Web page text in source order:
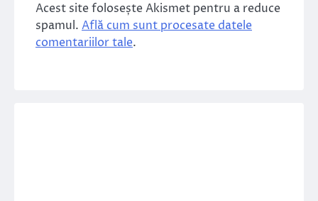
Acest site folosește Akismet pentru a reduce
spamul. Află cum sunt procesate datele
comentariilor tale.